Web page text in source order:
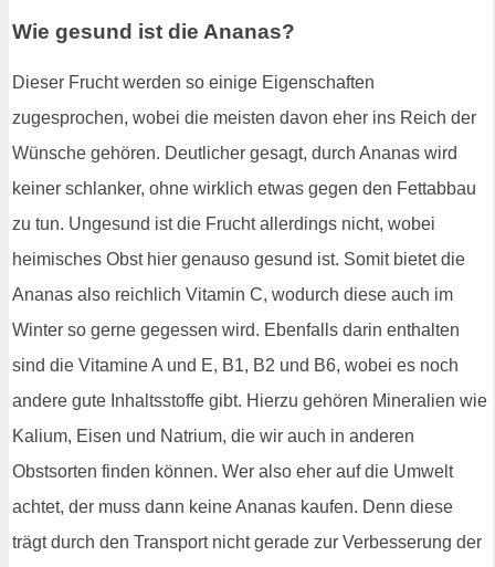
Wie gesund ist die Ananas?
Dieser Frucht werden so einige Eigenschaften
zugesprochen, wobei die meisten davon eher ins Reich der
Wünsche gehören. Deutlicher gesagt, durch Ananas wird
keiner schlanker, ohne wirklich etwas gegen den Fettabbau
zu tun. Ungesund ist die Frucht allerdings nicht, wobei
heimisches Obst hier genauso gesund ist. Somit bietet die
Ananas also reichlich Vitamin C, wodurch diese auch im
Winter so gerne gegessen wird. Ebenfalls darin enthalten
sind die Vitamine A und E, B1, B2 und B6, wobei es noch
andere gute Inhaltsstoffe gibt. Hierzu gehören Mineralien wie
Kalium, Eisen und Natrium, die wir auch in anderen
Obstsorten finden können. Wer also eher auf die Umwelt
achtet, der muss dann keine Ananas kaufen. Denn diese
trägt durch den Transport nicht gerade zur Verbesserung der